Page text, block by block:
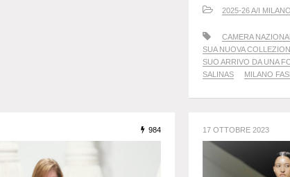
2025-26 A/I
CAMERA
SUA NUOVA
SUO ARRIVO DA UNA
SALINAS
MILANO
984 17 OTTOBRE 2023